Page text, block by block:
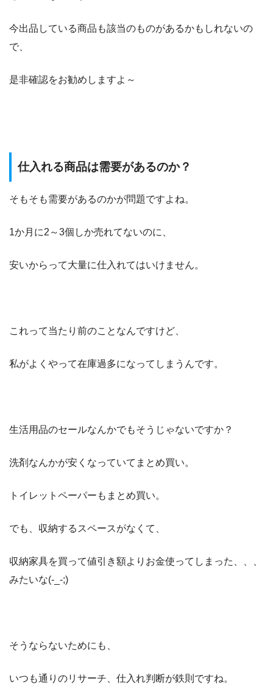
今出品している商品も該当のものがあるかもしれないの
で、
是非確認をお勧めしますよ～
仕入れる商品は需要があるのか？
そもそも需要があるのかが問題ですよね。
1か月に2～3個しか売れてないのに、
安いからって大量に仕入れてはいけません。
これって当たり前のことなんですけど、
私がよくやって在庫過多になってしまうんです。
生活用品のセールなんかでもそうじゃないですか？
洗剤なんかが安くなっていてまとめ買い。
トイレットペーパーもまとめ買い。
でも、収納するスペースがなくて、
収納家具を買って値引き額よりお金使ってしまった、、、
みたいな(-_-;)
そうならないためにも、
いつも通りのリサーチ、仕入れ判断が鉄則ですね。